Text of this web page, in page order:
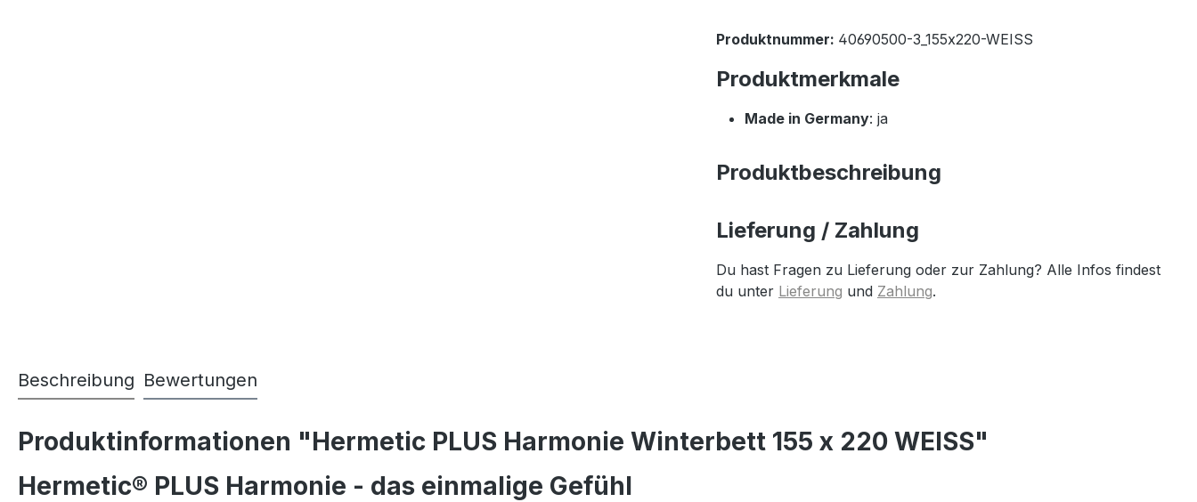
Produktnummer: 40690500-3_155x220-WEISS
Produktmerkmale
Made in Germany: ja
Produktbeschreibung
Lieferung / Zahlung
Du hast Fragen zu Lieferung oder zur Zahlung? Alle Infos findest
du unter Lieferung und Zahlung.
Beschreibung Bewertungen
Produktinformationen "Hermetic PLUS Harmonie Winterbett 155 x 220 WEISS"
Hermetic® PLUS Harmonie - das einmalige Gefühl